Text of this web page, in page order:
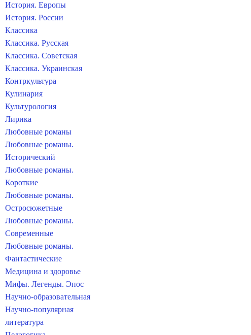
История. Европы
История. России
Классика
Классика. Русская
Классика. Советская
Классика. Украинская
Контркультура
Кулинария
Культурология
Лирика
Любовные романы
Любовные романы.
Исторический
Любовные романы.
Короткие
Любовные романы.
Остросюжетные
Любовные романы.
Современные
Любовные романы.
Фантастические
Медицина и здоровье
Мифы. Легенды. Эпос
Научно-образовательная
Научно-популярная
литература